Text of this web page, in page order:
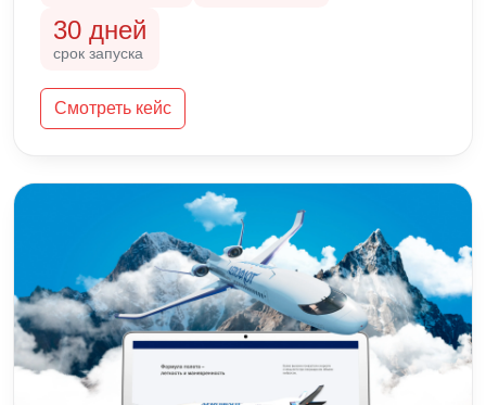
30 дней
срок запуска
Смотреть кейс